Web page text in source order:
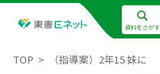
資料をさがす
TOP （指導案）2年15 妹に